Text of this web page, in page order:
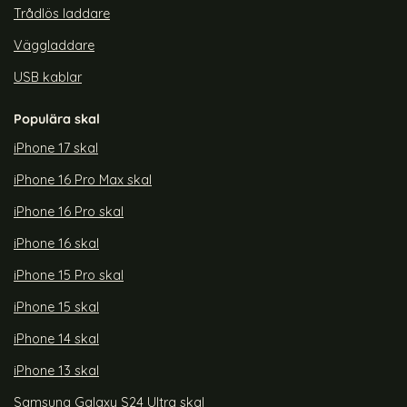
Trådlös laddare
Väggladdare
USB kablar
Populära skal
iPhone 17 skal
iPhone 16 Pro Max skal
iPhone 16 Pro skal
iPhone 16 skal
iPhone 15 Pro skal
iPhone 15 skal
iPhone 14 skal
iPhone 13 skal
Samsung Galaxy S24 Ultra skal